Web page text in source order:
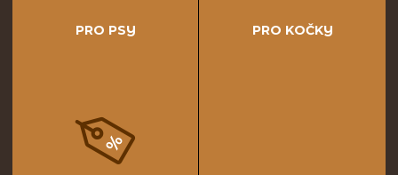
PRO PSY PRO KOČKY